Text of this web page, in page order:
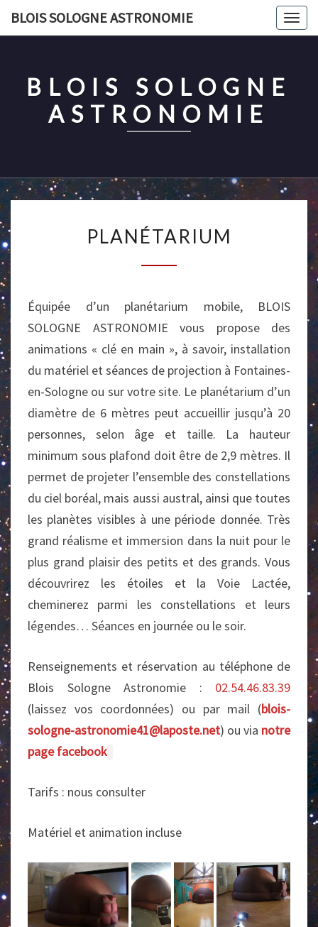
BLOIS SOLOGNE ASTRONOMIE
BLOIS SOLOGNE
ASTRONOMIE
PLANÉTARIUM
Équipée d’un planétarium mobile, BLOIS
SOLOGNE ASTRONOMIE vous propose des
animations « clé en main », à savoir, installation
du matériel et séances de projection à Fontaines-
en-Sologne ou sur votre site. Le planétarium d’un
diamètre de 6 mètres peut accueillir jusqu’à 20
personnes, selon âge et taille. La hauteur
minimum sous plafond doit être de 2,9 mètres. Il
permet de projeter l’ensemble des constellations
du ciel boréal, mais aussi austral, ainsi que toutes
les planètes visibles à une période donnée. Très
grand réalisme et immersion dans la nuit pour le
plus grand plaisir des petits et des grands. Vous
découvrirez les étoiles et la Voie Lactée,
cheminerez parmi les constellations et leurs
légendes… Séances en journée ou le soir.
Renseignements et réservation au téléphone de
Blois Sologne Astronomie : 02.54.46.83.39
(laissez vos coordonnées) ou par mail (blois-
sologne-astronomie41@laposte.net) ou via notre
page facebook
Tarifs : nous consulter
Matériel et animation incluse